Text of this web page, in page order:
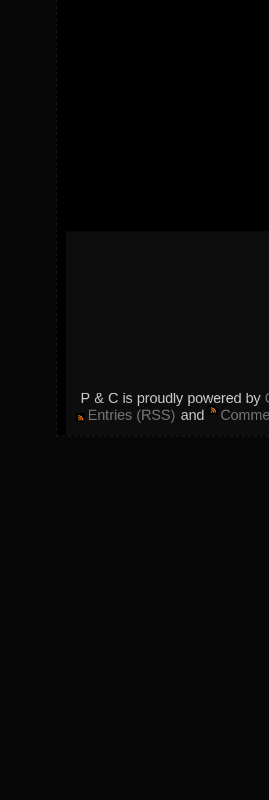
P & C is proudly powered by
Entries (RSS) and